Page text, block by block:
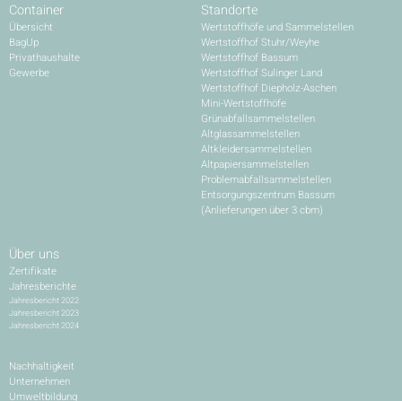
Container
Übersicht
BagUp
Privathaushalte
Gewerbe
Standorte
Wertstoffhöfe und Sammelstellen
Wertstoffhof Stuhr/Weyhe
Wertstoffhof Bassum
Wertstoffhof Sulinger Land
Wertstoffhof Diepholz-Aschen
Mini-Wertstoffhöfe
Grünabfallsammelstellen
Altglassammelstellen
Altkleidersammelstellen
Altpapiersammelstellen
Problemabfallsammelstellen
Entsorgungszentrum Bassum
(Anlieferungen über 3 cbm)
Über uns
Zertifikate
Jahresberichte
Jahresbericht 2022
Jahresbericht 2023
Jahresbericht 2024
Nachhaltigkeit
Unternehmen
Umweltbildung